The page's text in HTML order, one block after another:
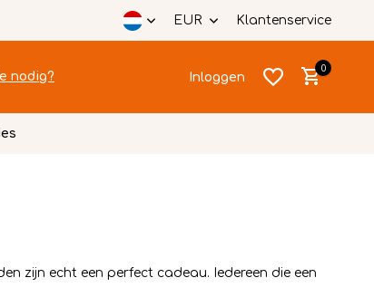
EUR Klantenservice
nodig? Inloggen
0
zijn echt een perfect cadeau. Iedereen die een